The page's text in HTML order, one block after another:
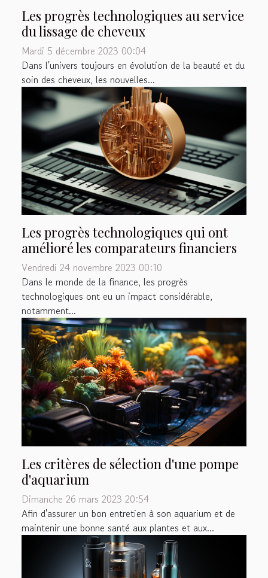
Les progrès technologiques au service
du lissage de cheveux
Mardi 5 décembre 2023 00:04
Dans l'univers toujours en évolution de la beauté et du
soin des cheveux, les nouvelles...
Les progrès technologiques qui ont
amélioré les comparateurs financiers
Vendredi 24 novembre 2023 00:10
Dans le monde de la finance, les progrès
technologiques ont eu un impact considérable,
notamment...
Les critères de sélection d'une pompe
d'aquarium
Dimanche 26 mars 2023 20:54
Afin d'assurer un bon entretien à son aquarium et de
maintenir une bonne santé aux plantes et aux...